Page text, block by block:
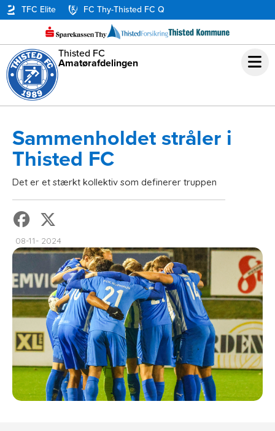
TFC Elite FC Thy-Thisted FC Q
Thisted FC
Amatørafdelingen
Sammenholdet stråler i
Thisted FC
Det er et stærkt kollektiv som definerer truppen
08-11- 2024